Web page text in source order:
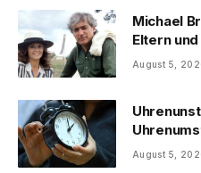
Michael
Eltern und
August 5,
August 5,